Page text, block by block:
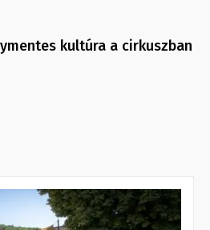
kultúra a cirkuszban